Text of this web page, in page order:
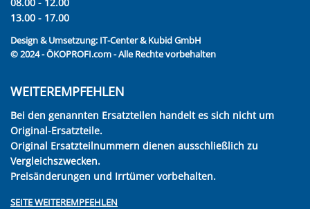
13.00 - 17.00
Design & Umsetzung: IT-Center & Kubid GmbH
© 2024 - ÖKOPROFI.com - Alle Rechte vorbehalten
WEITEREMPFEHLEN
Bei den genannten Ersatzteilen handelt es sich nicht um
Original-Ersatzteile.
Original Ersatzteilnummern dienen ausschließlich zu
Vergleichszwecken.
Preisänderungen und Irrtümer vorbehalten.
SEITE WEITEREMPFEHLEN